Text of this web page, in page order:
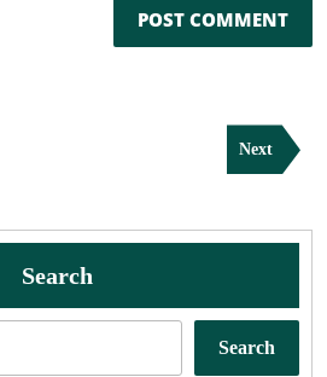
Next
Post
Next
Search
Search